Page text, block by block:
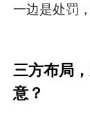
一边是处罚
三方布局
意？